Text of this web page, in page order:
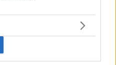
Sophia. Την πρώτη 24/7
με τον οποίο μαθαίνουν οι